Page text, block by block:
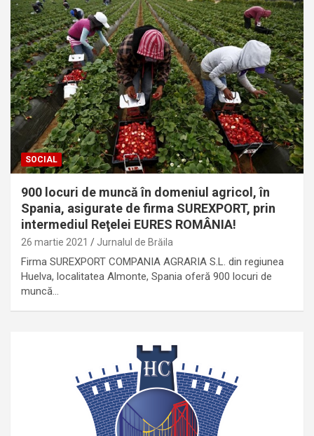
SOCIAL
900 locuri de muncă în domeniul agricol, în
Spania, asigurate de firma SUREXPORT, prin
intermediul Reţelei EURES ROMÂNIA!
26 martie 2021 Jurnalul de Brăila
Firma SUREXPORT COMPANIA AGRARIA S.L. din regiunea
Huelva, localitatea Almonte, Spania oferă 900 locuri de
muncă…